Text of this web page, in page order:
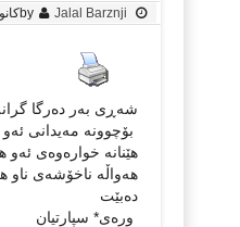
by Jalal Barznji
شەڕی بەر دەرگا